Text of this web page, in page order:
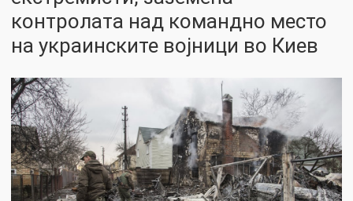
контролата над командно место
на украинските војници во Киев